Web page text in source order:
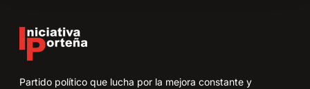
Partido político que lucha por la mejora constante y